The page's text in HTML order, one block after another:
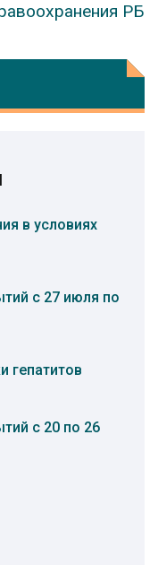
РБ
в условиях
с 27 июля по
гепатитов
с 20 по 26